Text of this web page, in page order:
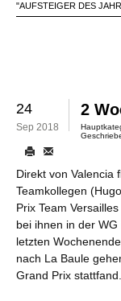
"AUFSTEIGER DES
24
Sep 2018
2
Direkt von Valencia
Teamkollegen
Prix Team
bei ihnen in der
letzten
nach La Baule
Grand Prix stattfand.